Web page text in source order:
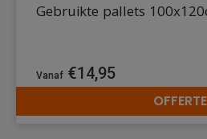
Gebruikte pallets
€14,95
OFFERTE